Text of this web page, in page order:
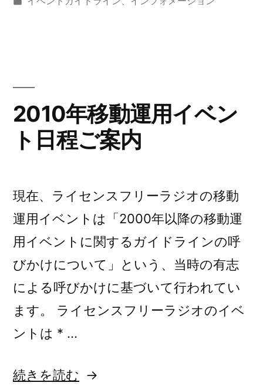
用
イ
ベ
ト
に
関
す
る
ガ
イ
ラ
2010年移動運用イベン
ト日程ご案内
現在、ライセンスフリーラジオの移動
運用イベントは「2000年以降の移動運
用イベントに関するガイドラインの呼
びかけについて」という、当時の有志
による呼びかけに基づいて行われてい
ます。 ライセンスフリーラジオのイベ
ントは * …
“2010
続きを読む